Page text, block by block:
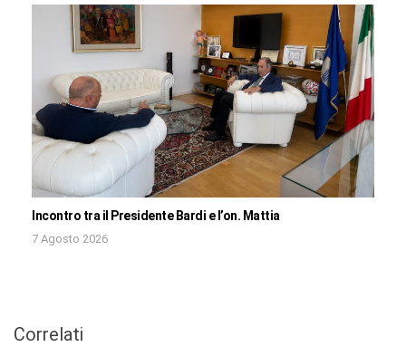
Incontro tra il Presidente Bardi e l’on. Mattia
7 Agosto 2026
Correlati